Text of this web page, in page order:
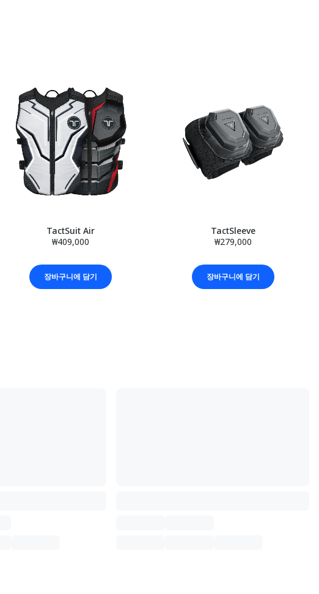
TactSuit Air
₩409,000
장바구니에 담기
TactSleeve
₩279,000
장바구니에 담기